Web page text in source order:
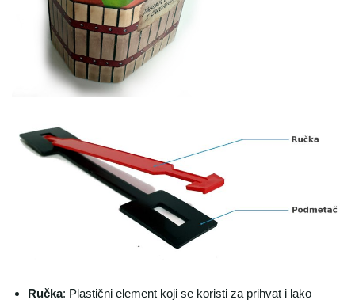
Ručka: Plastični element koji se koristi za prihvat i lako